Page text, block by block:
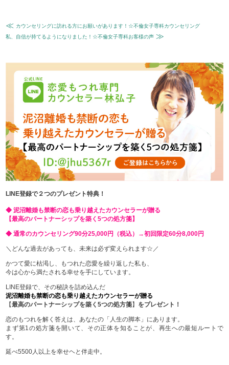
≪ カウンセリングに訪れる方にお願いがあります！☆不倫女子専科カウンセリング
私、自信が持てるようになりました！☆不倫女子専科お客様の声 ≫
LINE登録で２つのプレゼント特典！
◆ 泥沼離婚も禁断の恋も乗り越えたカウンセラーが贈る
【最高のパートナーシップを築く5つの処方箋】
◆ 通常のカウンセリング90分25,000円（税込）→初回限定60分8,000円
＼どんな過去があっても、未来は必ず変えられます☆／
かつて愛に枯渇し、もつれた恋愛を繰り返した私も、
今は心から満たされる幸せを手にしています。
LINE登録で、その秘訣を詰め込んだ
泥沼離婚も禁断の恋も乗り越えたカウンセラーが贈る
【最高のパートナーシップを築く5つの処方箋】 をプレゼント！
恋のもつれを解く答えは、あなたの「人生の脚本」にあります。
まず第1の処方箋を開いて、その正体を知ることが、再生への最短ルートで
す。
延べ5500人以上を幸せヘと伴走中。